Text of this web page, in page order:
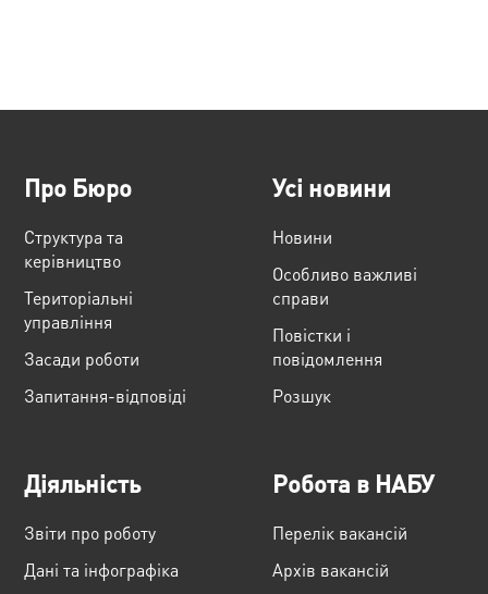
Про Бюро
Структура та
керівництво
Територіальні
управління
Засади роботи
Запитання-відповіді
Усі новини
Новини
Особливо важливі
справи
Повістки і
повідомлення
Розшук
Діяльність
Звіти про роботу
Дані та інфографіка
Робота в НАБУ
Перелік вакансій
Архів вакансій